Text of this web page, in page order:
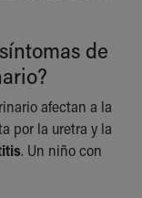
de
afectan a la
por la uretra y la
. Un niño con